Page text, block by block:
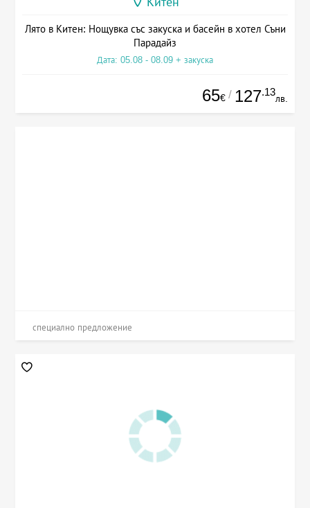
Лято в Китен: Нощувка със закуска и басейн в хотел Съни
Парадайз
Дата: 05.08 - 08.09 + закуска
65€ / 127.13
лв.
специално предложение